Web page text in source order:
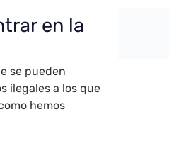
en la
se pueden
ilegales a los que
hemos